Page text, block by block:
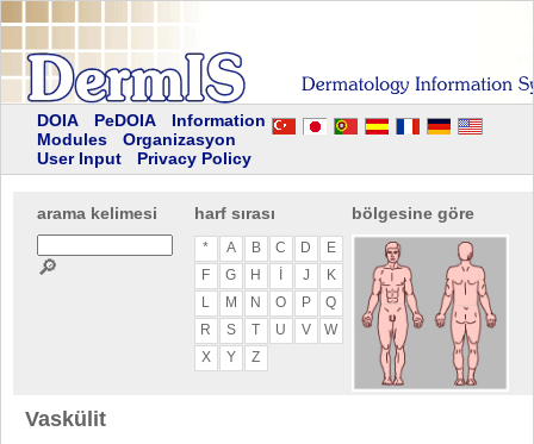
DOIA PeDOIA
Information
Modules
Organizasyon
User Input
Privacy Policy
arama kelimesi
🔎
harf sırası
* A B C D
E
F
G H J
K
L
M N O P
Q
R
S T U V
W
X
Y Z
bölgesine göre
Vaskülit